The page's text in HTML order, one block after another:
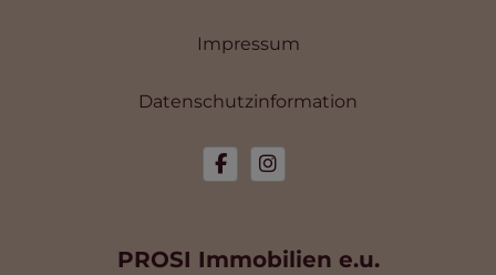
Impressum
Datenschutzinformation
PROSI Immobilien e.u.